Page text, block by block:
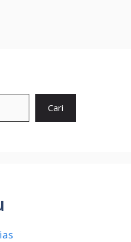
Cari